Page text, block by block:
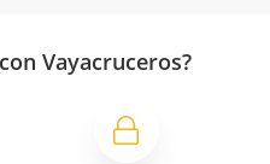
Vayacruceros?